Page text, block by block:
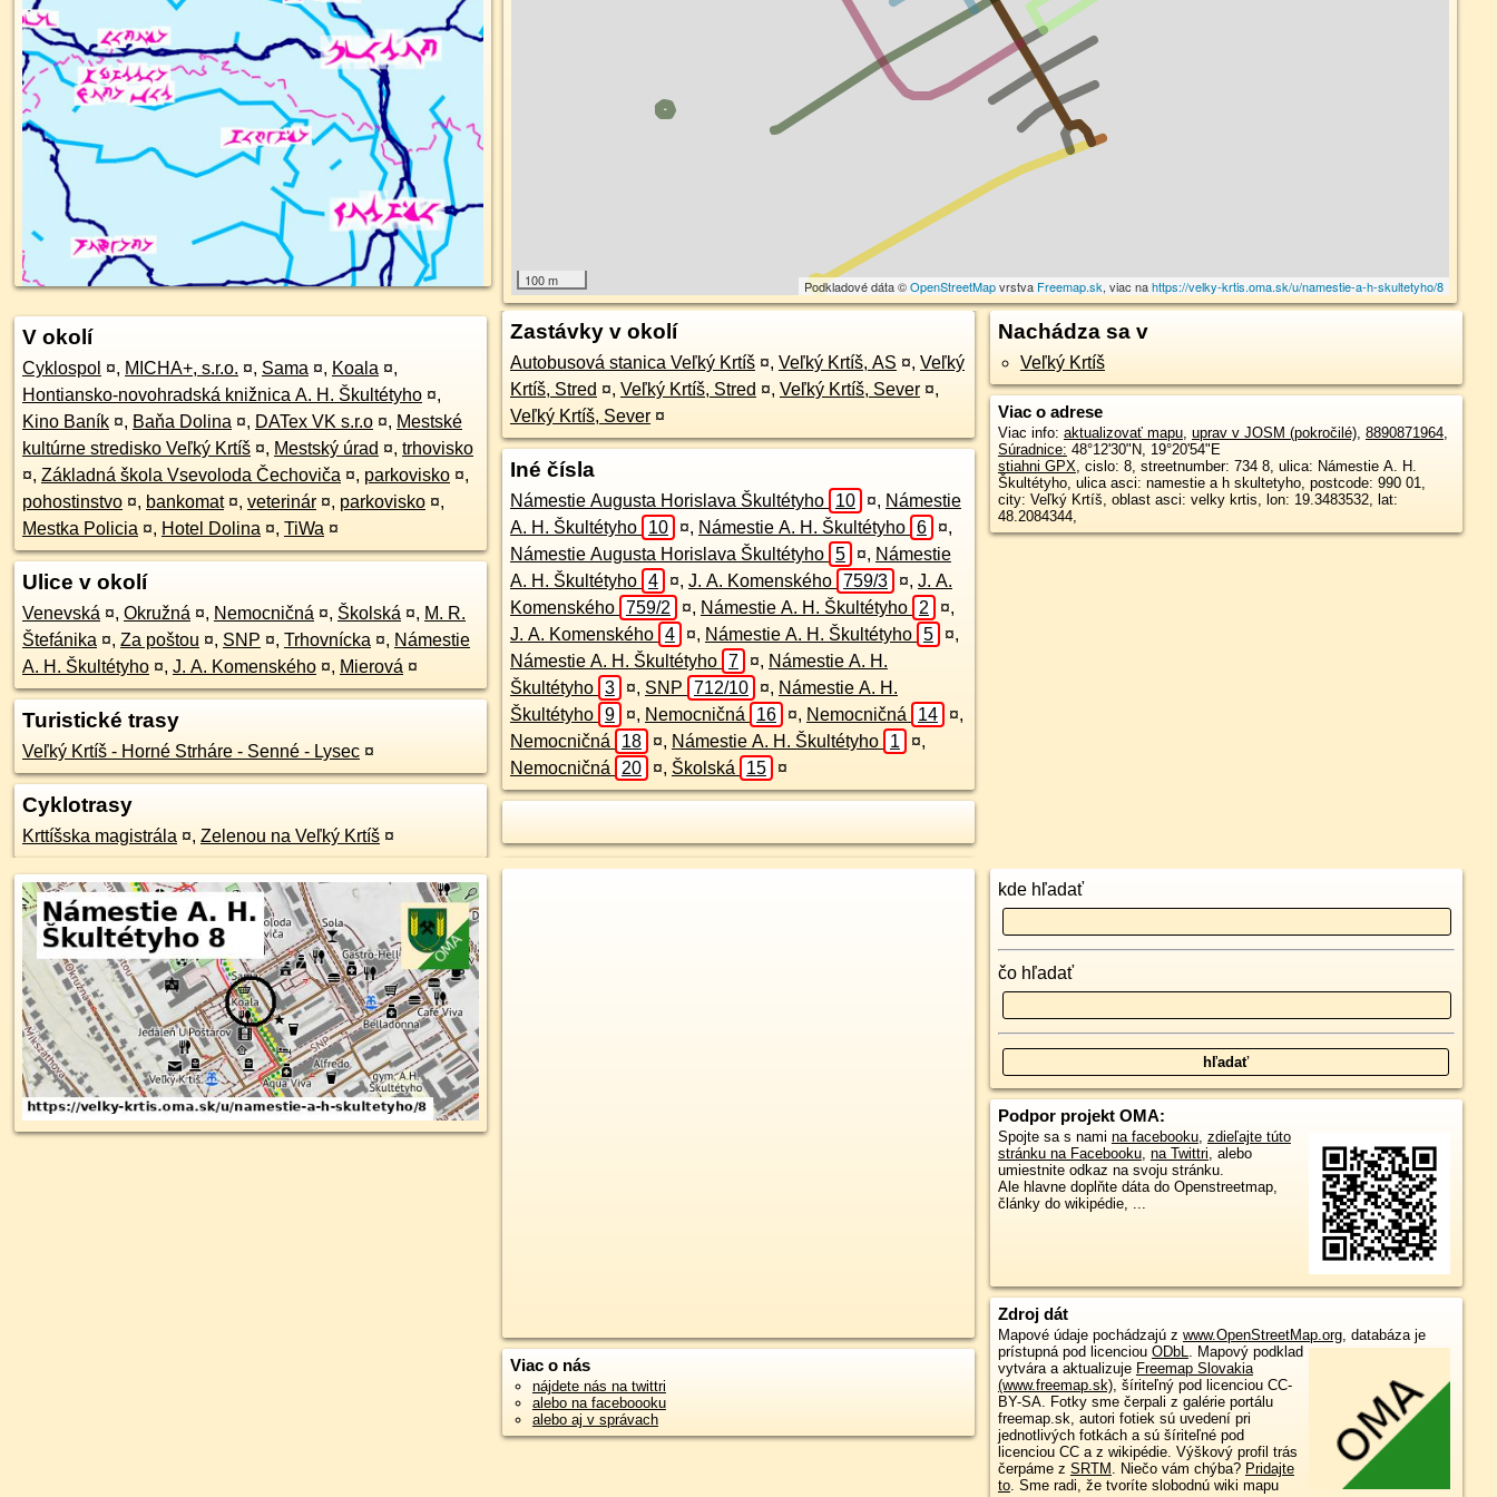
100 m Podkladové dáta ©OpenStreetMapvrstva Freemap.sk, viac nahttps://velky-krtis.oma.sk/u/namestie-a-h-skultetyho/8
V okolí
Cyklospol ¤, MICHA+, s.r.o. ¤, Sama ¤, Koala ¤,
Hontiansko-novohradská knižnica A. H. Škultétyho ¤,
Kino Baník ¤, Baňa Dolina ¤, DATex VK s.r.o ¤, Mestské
kultúrne stredisko Veľký Krtíš ¤, Mestský úrad ¤, trhovisko
¤, Základná škola Vsevoloda Čechoviča ¤, parkovisko ¤,
pohostinstvo ¤, bankomat ¤, veterinár ¤, parkovisko ¤,
Mestka Policia ¤, Hotel Dolina ¤, TiWa ¤
Ulice v okolí
Venevská ¤, Okružná ¤, Nemocničná ¤, Školská ¤, M. R.
Štefánika ¤, Za poštou ¤, SNP ¤, Trhovnícka ¤, Námestie
A. H. Škultétyho ¤, J. A. Komenského ¤, Mierová ¤
Turistické trasy
Veľký Krtíš - Horné Strháre - Senné - Lysec ¤
Cyklotrasy
Krttíšska magistrála ¤, Zelenou na Veľký Krtíš ¤
Zastávky v okolí
Autobusová stanica Veľký Krtíš ¤, Veľký Krtíš, AS ¤, Veľký
Krtíš, Stred ¤, Veľký Krtíš, Stred ¤, Veľký Krtíš, Sever ¤,
Veľký Krtíš, Sever ¤
Iné čísla
Námestie Augusta Horislava Škultétyho 10 ¤, Námestie
A. H. Škultétyho
10 ¤, Námestie A. H. Škultétyho 6 ¤,
Námestie Augusta Horislava Škultétyho 5 ¤, Námestie
A. H. Škultétyho 4 ¤, J. A. Komenského 759/3 ¤, J. A.
Komenského 759/2 ¤, Námestie A. H. Škultétyho 2 ¤,
J. A. Komenského 4 ¤, Námestie A. H. Škultétyho 5 ¤,
Námestie A. H. Škultétyho 7 ¤, Námestie A. H.
Škultétyho 3 ¤, SNP 712/10 ¤, Námestie A. H.
Škultétyho 9 ¤, Nemocničná 16 ¤, Nemocničná 14 ¤,
Nemocničná
18 ¤, Námestie A. H. Škultétyho 1 ¤,
Nemocničná
20 ¤, Školská 15 ¤
Nachádza sa v
Veľký Krtíš
Viac o adrese
Viac info: aktualizovať mapu, uprav v JOSM (pokročilé), 8890871964,
Súradnice: 48°12'30"N, 19°20'54"E
stiahni GPX, cislo: 8, streetnumber: 734 8, ulica: Námestie A. H.
Škultétyho, ulica asci: namestie a h skultetyho, postcode: 990 01,
city: Veľký Krtíš, oblast asci: velky krtis, lon: 19.3483532, lat:
48.2084344,
Viac o nás
nájdete nás na twittri
alebo na faceboooku
alebo aj v správach
kde hľadať
čo hľadať
Podpor projekt OMA:
Spojte sa s nami na facebooku, zdieľajte túto
stránku na Facebooku, na Twittri, alebo
umiestnite odkaz na svoju stránku.
Ale hlavne doplňte dáta do Openstreetmap,
články do wikipédie, ...
Zdroj dát
Mapové údaje pochádzajú z www.OpenStreetMap.org, databáza je
prístupná pod licenciou ODbL. Mapový podklad
vytvára a aktualizuje Freemap Slovakia
(www.freemap.sk), šíriteľný pod licenciou CC-
BY-SA. Fotky sme čerpali z galérie portálu
freemap.sk, autori fotiek sú uvedení pri
jednotlivých fotkách a sú šíriteľné pod
licenciou CC a z wikipédie. Výškový profil trás
čerpáme z SRTM . Niečo vám chýba? Pridajte
to. Sme radi, že tvoríte slobodnú wiki mapu